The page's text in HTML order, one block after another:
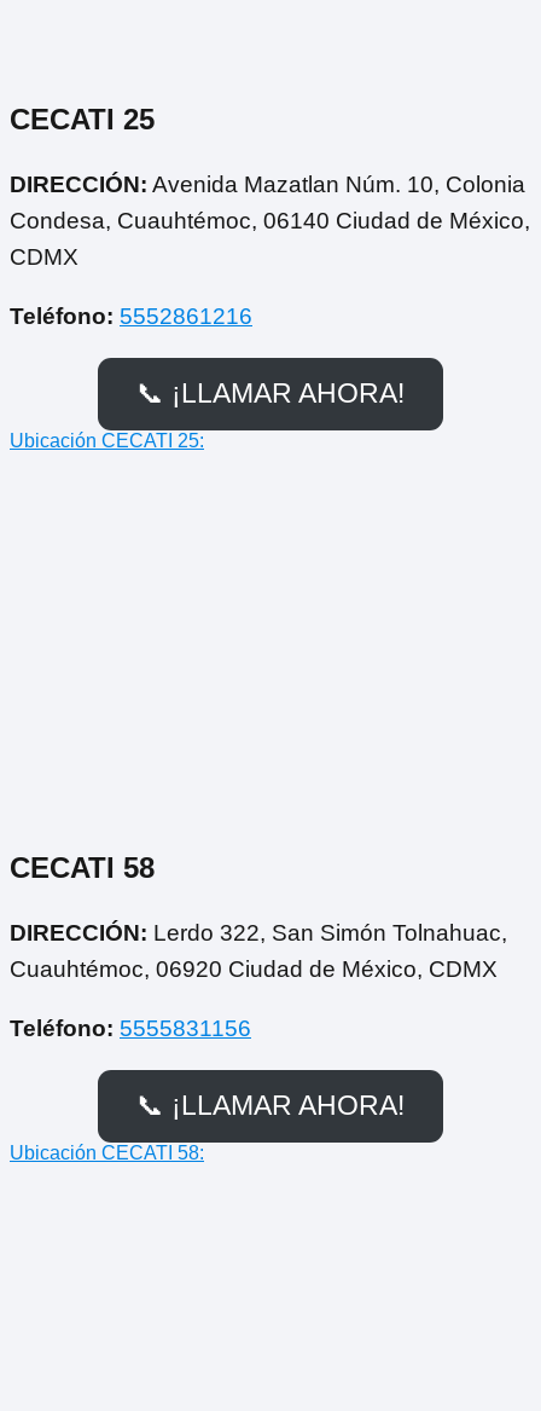
CECATI 25
DIRECCIÓN: Avenida Mazatlan Núm. 10, Colonia
Condesa, Cuauhtémoc, 06140 Ciudad de México,
CDMX
Teléfono: 5552861216
📞 ¡LLAMAR AHORA!
Ubicación CECATI 25:
CECATI 58
DIRECCIÓN: Lerdo 322, San Simón Tolnahuac,
Cuauhtémoc, 06920 Ciudad de México, CDMX
Teléfono: 5555831156
📞 ¡LLAMAR AHORA!
Ubicación CECATI 58: